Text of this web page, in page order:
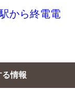
から終電電
る情報